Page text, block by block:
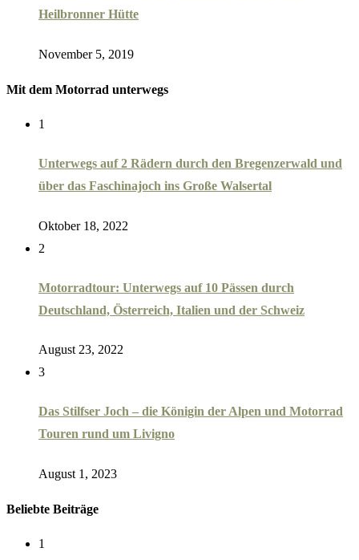
Heilbronner Hütte
November 5, 2019
Mit dem Motorrad unterwegs
1
Unterwegs auf 2 Rädern durch den Bregenzerwald und
über das Faschinajoch ins Große Walsertal
Oktober 18, 2022
2
Motorradtour: Unterwegs auf 10 Pässen durch
Deutschland, Österreich, Italien und der Schweiz
August 23, 2022
3
Das Stilfser Joch – die Königin der Alpen und Motorrad
Touren rund um Livigno
August 1, 2023
Beliebte Beiträge
1